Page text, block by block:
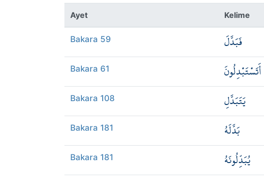
Ayet Kelime
Bakara 59 فَبَدَّلَ
Bakara 61 أَتَسْتَبْدِلُونَ
Bakara 108 يَتَبَدَّلِ
Bakara 181 بَدَّلَهُ
Bakara 181 يُبَدِّلُونَهُ